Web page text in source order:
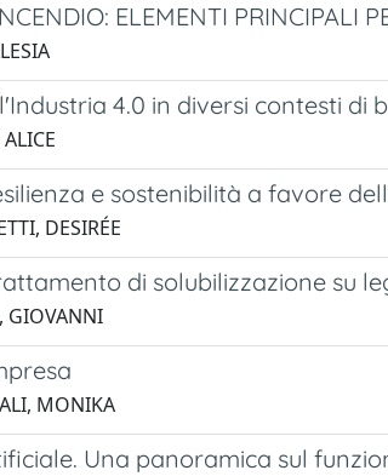
ELEMENTI PRINCIPALI
4.0 in diversi contesti di
e sostenibilità a favore
DESIRÉE
di solubilizzazione su
GIOVANNI
MONIKA
Una panoramica sul